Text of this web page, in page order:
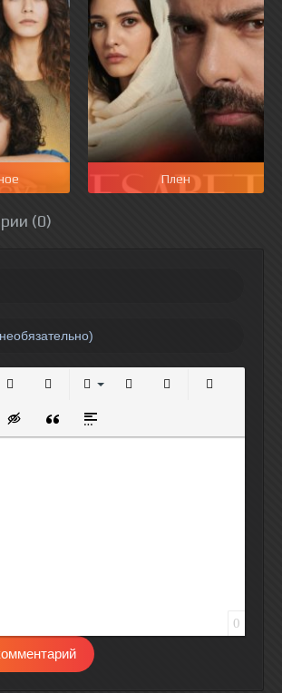
Плен
(0)
ссылку
смайликскрытого текста
Вставка цитаты
Вставка спойлера
0